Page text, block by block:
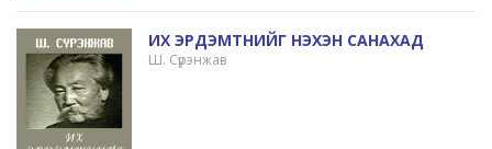
ИХ ЭРДЭМТНИЙГ НЭХЭН САНАХАД
Ш. Сүрэнжав